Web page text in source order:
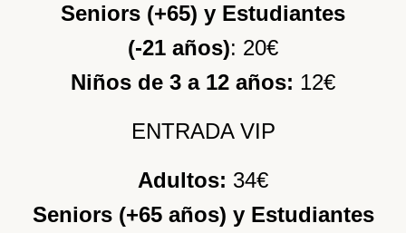
Seniors (+65) y Estudiantes
(-21 años): 20€
Niños de 3 a 12 años: 12€
ENTRADA VIP
Adultos: 34€
Seniors (+65 años) y Estudiantes